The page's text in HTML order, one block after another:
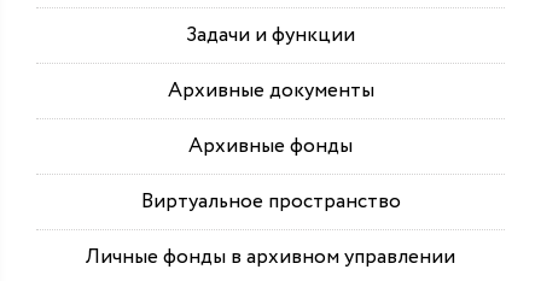
Задачи и функции
Архивные документы
Архивные фонды
Виртуальное пространство
Личные фонды в архивном управлении